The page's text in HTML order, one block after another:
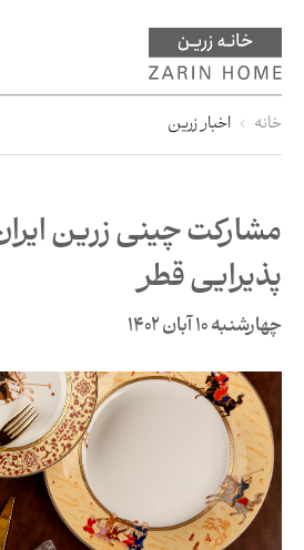
خانه اخبار زرین
مشارکت چینی زرین
پذیرایی قطر
چهارشنبه 10 آبان 1402